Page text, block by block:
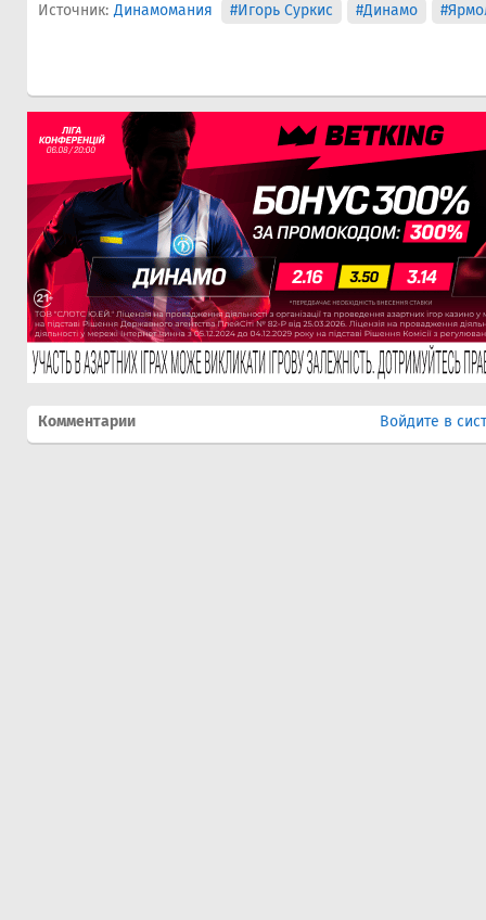
Источник: Динамомания #Игорь Суркис #Динамо
Комментарии Войдите в